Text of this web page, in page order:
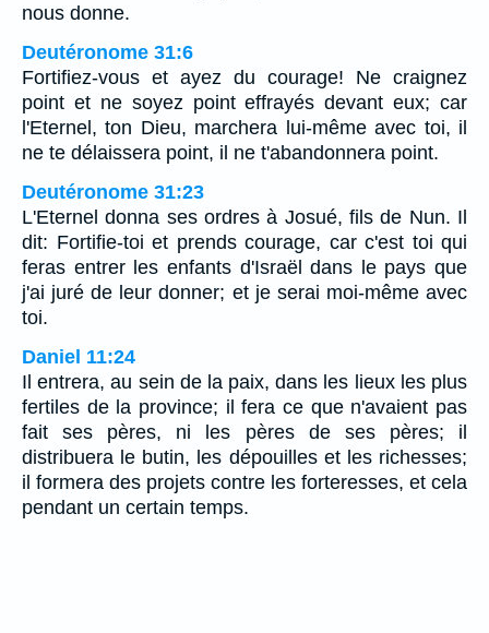
nous donne.
Deutéronome 31:6
Fortifiez-vous et ayez du courage! Ne craignez
point et ne soyez point effrayés devant eux; car
l'Eternel, ton Dieu, marchera lui-même avec toi, il
ne te délaissera point, il ne t'abandonnera point.
Deutéronome 31:23
L'Eternel donna ses ordres à Josué, fils de Nun. Il
dit: Fortifie-toi et prends courage, car c'est toi qui
feras entrer les enfants d'Israël dans le pays que
j'ai juré de leur donner; et je serai moi-même avec
toi.
Daniel 11:24
Il entrera, au sein de la paix, dans les lieux les plus
fertiles de la province; il fera ce que n'avaient pas
fait ses pères, ni les pères de ses pères; il
distribuera le butin, les dépouilles et les richesses;
il formera des projets contre les forteresses, et cela
pendant un certain temps.